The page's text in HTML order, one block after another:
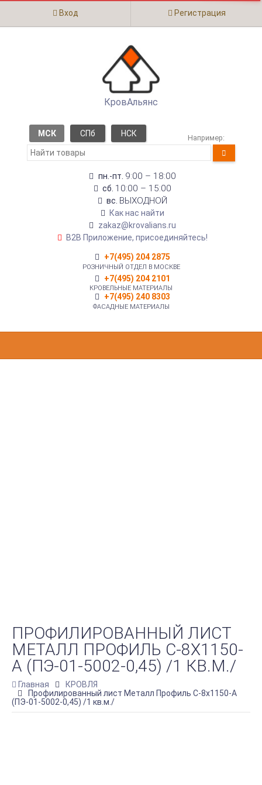
Вход Регистрация
КровАльянс
МСК СПб НСК Например:
пн.-пт. 9:00 – 18:00
сб. 10:00 – 15:00
вс. ВЫХОДНОЙ
Как нас найти
zakaz@krovalians.ru
B2B Приложение, присоединяйтесь!
+7(495) 204 2875
РОЗНИЧНЫЙ ОТДЕЛ В МОСКВЕ
+7(495) 204 2101
КРОВЕЛЬНЫЕ МАТЕРИАЛЫ
+7(495) 240 8303
ФАСАДНЫЕ МАТЕРИАЛЫ
ПРОФИЛИРОВАННЫЙ ЛИСТ
МЕТАЛЛ ПРОФИЛЬ С-8Х1150-
A (ПЭ-01-5002-0,45) /1 КВ.М./
Главная
КРОВЛЯ
Профилированный лист Металл Профиль С-8х1150-A
(ПЭ-01-5002-0,45) /1 кв.м./